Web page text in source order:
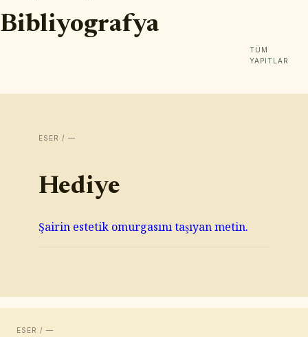
Bibliyografya
TÜM
YAPITLAR
ESER / —
Hediye
Şairin estetik omurgasını taşıyan metin.
ESER / —